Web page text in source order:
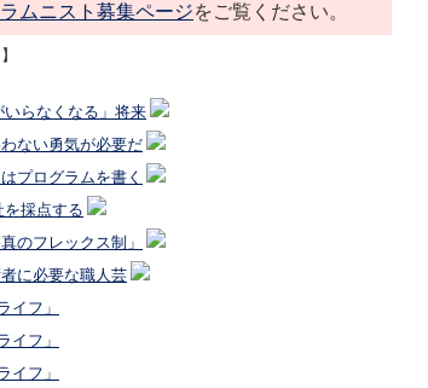
ムニスト募集ページをご覧ください。
らなくなる」将来
ない勇気が必要だ
プログラムを書く
を採点する
のフレックス制」
に必要な職人芸
イフ」
イフ」
イフ」